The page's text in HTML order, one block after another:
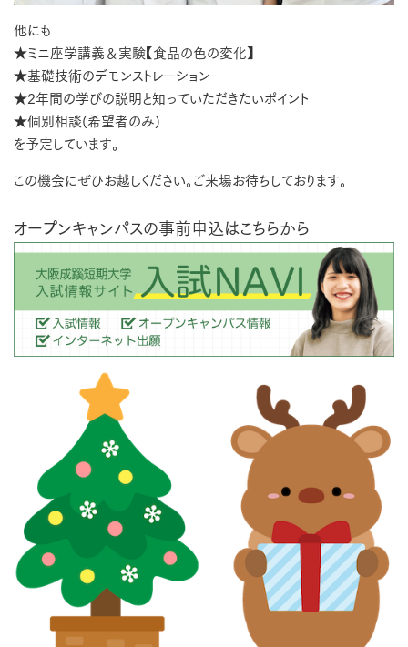
他にも
★ミニ座学講義＆実験【食品の色の変化】
★基礎技術のデモンストレーション
★2年間の学びの説明と知っていただきたいポイント
★個別相談(希望者のみ)
を予定しています。
この機会にぜひお越しください。ご来場お待ちしております。
オープンキャンパスの事前申込はこちらから